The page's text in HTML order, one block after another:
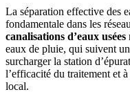
La séparation effective des
fondamentale dans les
canalisations d’eaux usées
eaux de pluie, qui suivent
surcharger la station
l’efficacité du traitement et
local.